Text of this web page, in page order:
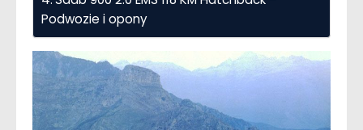
Podwozie i opony